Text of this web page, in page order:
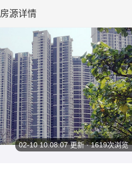
房源详情
02-10 10:08:07更新 · 1619次浏览